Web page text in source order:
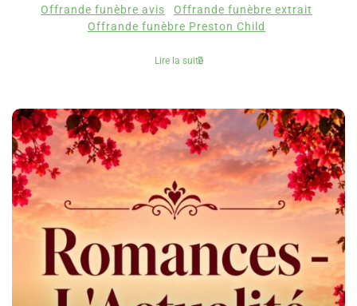
Offrande funèbre avis
Offrande funèbre extrait
Offrande funèbre Preston Child
Lire la suite